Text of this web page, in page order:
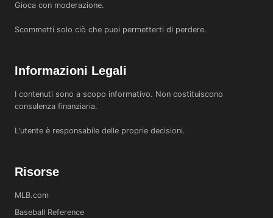
Gioca con moderazione.
Scommetti solo ciò che puoi permetterti di perdere.
Informazioni Legali
I contenuti sono a scopo informativo. Non costituiscono
consulenza finanziaria.
L'utente è responsabile delle proprie decisioni.
Risorse
MLB.com
Baseball Reference